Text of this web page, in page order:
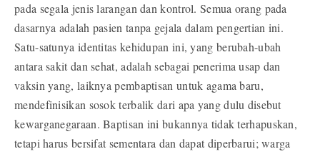
pada segala jenis larangan dan kontrol. Semua orang pada
dasarnya adalah pasien tanpa gejala dalam pengertian ini.
Satu-satunya identitas kehidupan ini, yang berubah-ubah
antara sakit dan sehat, adalah sebagai penerima usap dan
vaksin yang, laiknya pembaptisan untuk agama baru,
mendefinisikan sosok terbalik dari apa yang dulu disebut
kewarganegaraan. Baptisan ini bukannya tidak terhapuskan,
tetapi harus bersifat sementara dan dapat diperbarui; warga